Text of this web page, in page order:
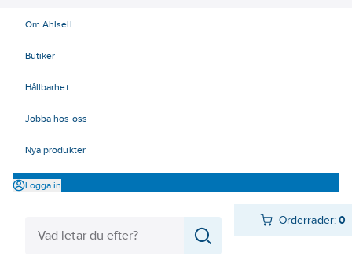
Om Ahlsell
Butiker
Hållbarhet
Jobba hos oss
Nya produkter
Logga in
Orderrader:0